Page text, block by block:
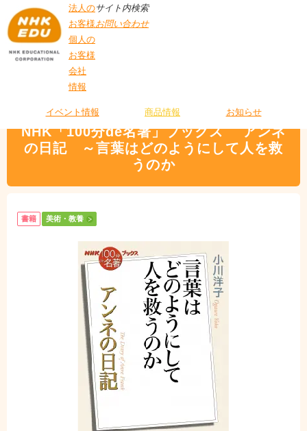
法人の
お客様
個人の
お客様
会社
情報
サイト内検索
お問い合わせ
イベント情報 商品情報 お知らせ
～言葉はどのようにして人を救うのか
NHK「100分de名著」ブックス アンネ
の日記 ～言葉はどのようにして人を救
うのか
書籍 美術・教養